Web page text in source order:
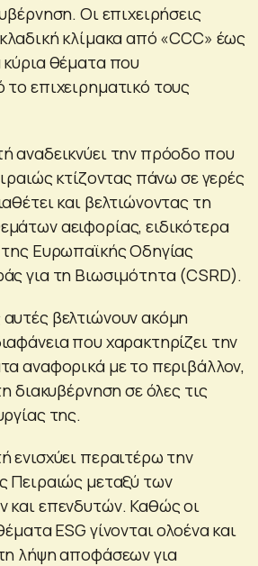
Οι επιχειρήσεις
κλίμακα από «CCC» έως
θέματα που
επιχειρηματικό τους
αναδεικνύει την πρόοδο που
κτίζοντας πάνω σε γερές
και βελτιώνοντας τη
αειφορίας, ειδικότερα
Ευρωπαϊκής Οδηγίας
για τη Βιωσιμότητα (CSRD).
βελτιώνουν ακόμη
που χαρακτηρίζει την
αναφορικά με το περιβάλλον,
διακυβέρνηση σε όλες τις
της.
ενισχύει περαιτέρω την
Πειραιώς μεταξύ των
και επενδυτών. Καθώς οι
ESG γίνονται ολοένα και
λήψη αποφάσεων για